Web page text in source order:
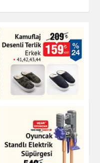
Kamuflaj Desenli
Terlik Erkek
Ayakkabı